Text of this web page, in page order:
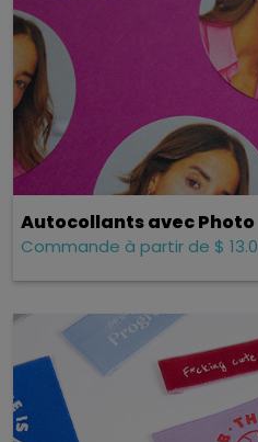
Autocollants avec Photo
Commande à partir de $ 13.0